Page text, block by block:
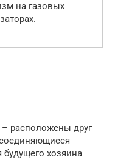
на газовых
расположены друг
хозяина